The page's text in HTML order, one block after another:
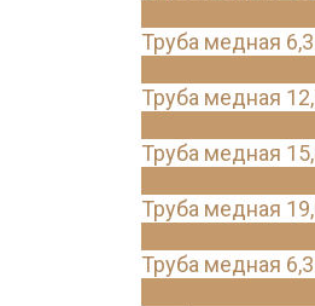
Труба медная
Труба медная
Труба медная
Труба медная
Труба медная